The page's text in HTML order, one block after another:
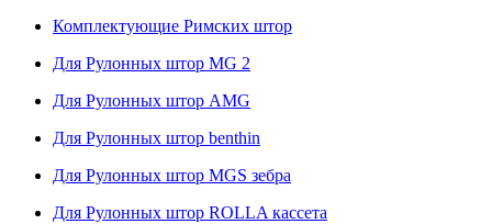
Комплектующие Римских штор
Для Рулонных штор MG 2
Для Рулонных штор AMG
Для Рулонных штор benthin
Для Рулонных штор MGS зебра
Для Рулонных штор ROLLA кассета